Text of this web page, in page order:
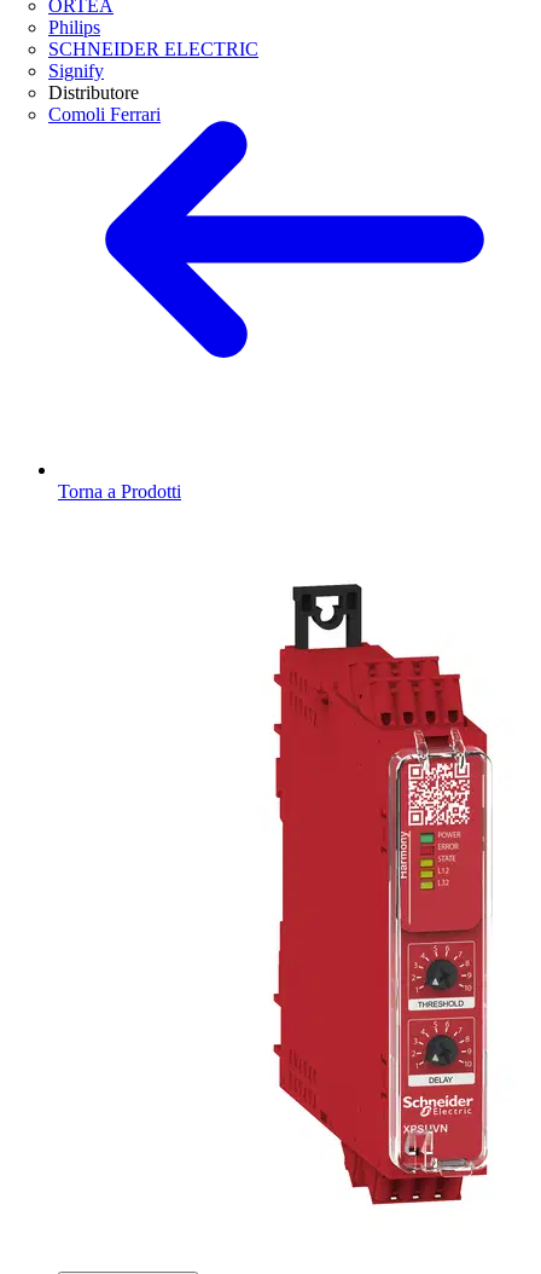
ORTEA
Philips
SCHNEIDER ELECTRIC
Signify
Distributore
Comoli Ferrari
Torna a Prodotti